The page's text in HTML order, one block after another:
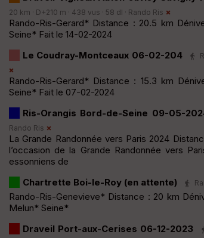
20 km · D+210 m · 438 vus · 58 dl · Rando Ris
Rando-Ris-Gerard* Distance : 20.5 km
Seine* Fait le 14-02-2024
Le Coudray-Montceaux 06-02-204
Rando-Ris-Gerard* Distance : 15.3 km
Seine* Fait le 07-02-2024
Ris-Orangis Bord-de-Seine 09-05-
Rando Ris
La Grande Randonnée vers Paris 2024
l’occasion de la Grande Randonnée vers
essonniens de
Chartrette Boi-le-Roy (en attente)
Rando-Ris-Genevieve* Distance : 20 km
Melun* Seine*
Draveil Port-aux-Cerises 06-12-2023